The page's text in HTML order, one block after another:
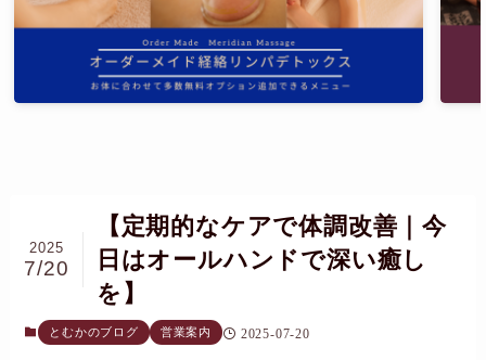
【定期的なケアで体調改善｜今
日はオールハンドで深い癒し
を】
2025
7/20
とむかのブログ 営業案内 2025-07-20